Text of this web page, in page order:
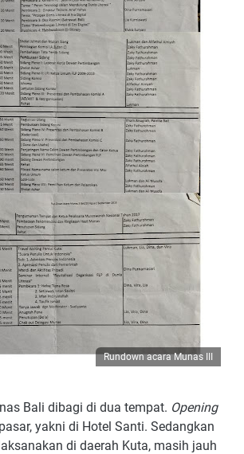
Rundown acara Munas III
Bali dibagi di dua tempat. Opening
yakni di Hotel Santi. Sedangkan
di daerah Kuta, masih jauh